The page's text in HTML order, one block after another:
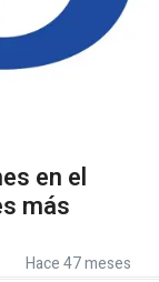
en el
más
Hace 47 meses